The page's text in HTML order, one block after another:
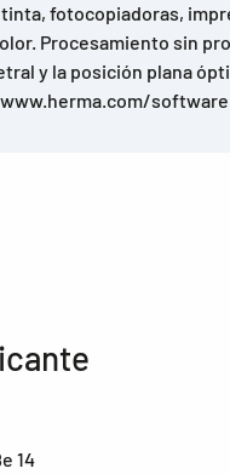
fotocopiadoras,
Procesamiento sin
y la posición plana
14